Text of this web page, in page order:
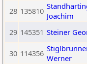
28 135810 Joachim
29 145351 Steiner
30 114356 Werner